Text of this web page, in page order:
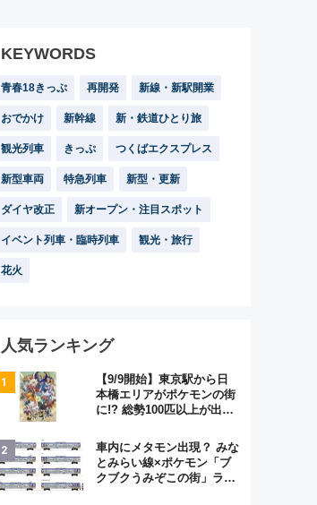
KEYWORDS
青春18きっぷ 再開発 新線・新駅開業
おでかけ 新幹線 新・鉄道ひとり旅
観光列車 きっぷ つくばエクスプレス
新型車両 特急列車 新型・更新
ダイヤ改正 新オープン・注目スポット
イベント列車・臨時列車 観光・旅行
花火
人気ランキング
【9/9開始】東京駅から日
本橋エリアがポケモンの街
に!? 総勢100匹以上が出現
格謎解き・グッズ情報まと
め
車内にメタモン出現？ みな
とみらい線×ポケモン「ブ
クブクうみぞこの街」ラッ